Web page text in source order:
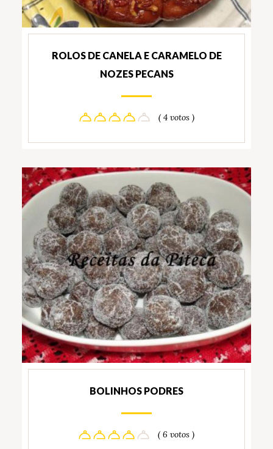
ROLOS DE CANELA E CARAMELO DE
NOZES PECANS
( 4 votos )
BOLINHOS PODRES
( 6 votos )